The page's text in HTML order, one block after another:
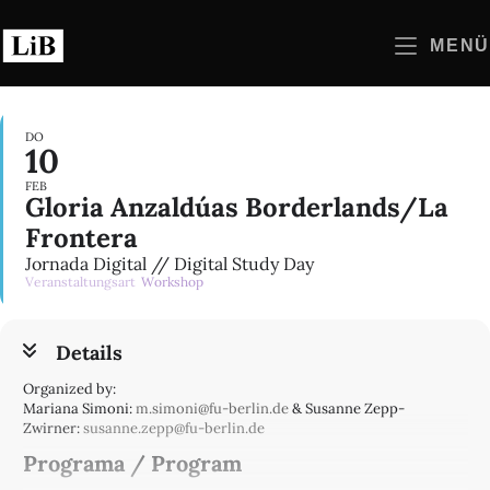
Inhalt
springen
MENÜ
DO
10
FEB
Gloria Anzaldúas Borderlands/La
Frontera
Jornada Digital // Digital Study Day
Veranstaltungsart Workshop
Details
Organized by:
Mariana Simoni:m.simoni@fu-berlin.de& Susanne Zepp-
Zwirner:susanne.zepp@fu-berlin.de
Programa / Program